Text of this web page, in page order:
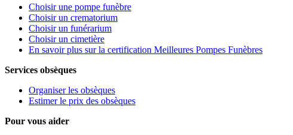
Choisir une pompe funèbre
Choisir un crematorium
Choisir un funérarium
Choisir un cimetière
En savoir plus sur la certification Meilleures Pompes Funèbres
Services obsèques
Organiser les obsèques
Estimer le prix des obsèques
Pour vous aider